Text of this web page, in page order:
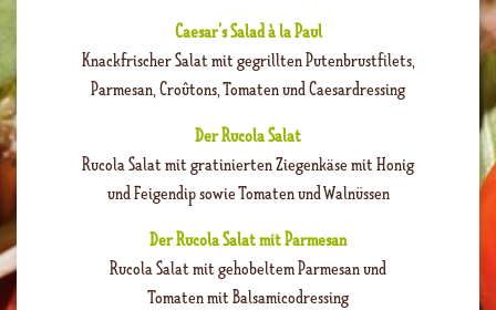
Caesar’s Salad à la Paul
Knackfrischer Salat mit gegrillten Putenbrustfilets,
Parmesan, Croûtons, Tomaten und Caesardressing
Der Rucola Salat
Rucola Salat mit gratinierten Ziegenkäse mit Honig
und Feigendip sowie Tomaten und Walnüssen
Der Rucola Salat mit Parmesan
Rucola Salat mit gehobeltem Parmesan und
Tomaten mit Balsamicodressing